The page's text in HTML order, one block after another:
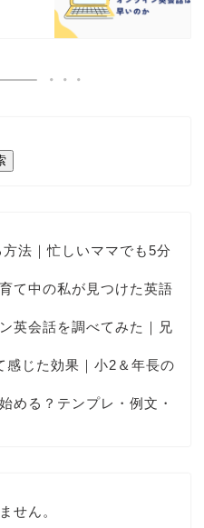
法｜忙しいママでも5分
て中の私が見つけた英語
英会話を調べてみた｜兄
感じた効果｜小2＆年長の
める？テンプレ・例文・
せん。